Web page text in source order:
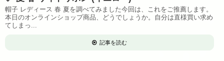
帽子 レディース 春 夏を調べてみました今回は、これをご推薦します。
本日のオンラインショップ商品、どうでしょうか。自分は直様買い求め
てしまっ...
記事を読む